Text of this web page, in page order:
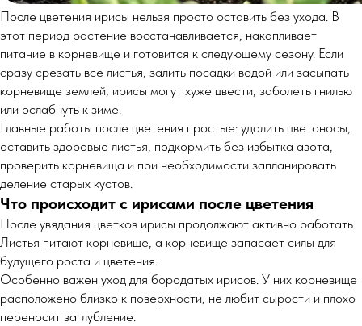
После цветения ирисы нельзя просто оставить без ухода. В
этот период растение восстанавливается, накапливает
питание в корневище и готовится к следующему сезону. Если
сразу срезать все листья, залить посадки водой или засыпать
корневище землей, ирисы могут хуже цвести, заболеть гнилью
или ослабнуть к зиме.
Главные работы после цветения простые: удалить цветоносы,
оставить здоровые листья, подкормить без избытка азота,
проверить корневища и при необходимости запланировать
деление старых кустов.
Что происходит с ирисами после цветения
После увядания цветков ирисы продолжают активно работать.
Листья питают корневище, а корневище запасает силы для
будущего роста и цветения.
Особенно важен уход для бородатых ирисов. У них корневище
расположено близко к поверхности, не любит сырости и плохо
переносит заглубление.